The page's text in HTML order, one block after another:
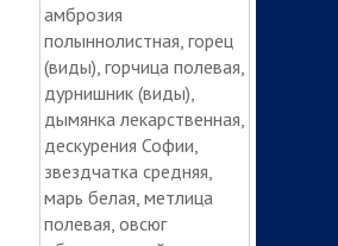
амброзия
полыннолистная, горец
(виды), горчица полевая,
дурнишник (виды),
дымянка лекарственная,
дескурения Софии,
звездчатка средняя,
марь белая, метлица
полевая, овсюг